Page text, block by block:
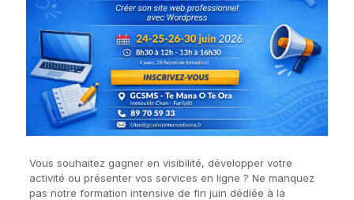
Vous souhaitez gagner en visibilité, développer votre
activité ou présenter vos services en ligne ? Ne manquez
pas notre formation intensive de fin juin dédiée à la